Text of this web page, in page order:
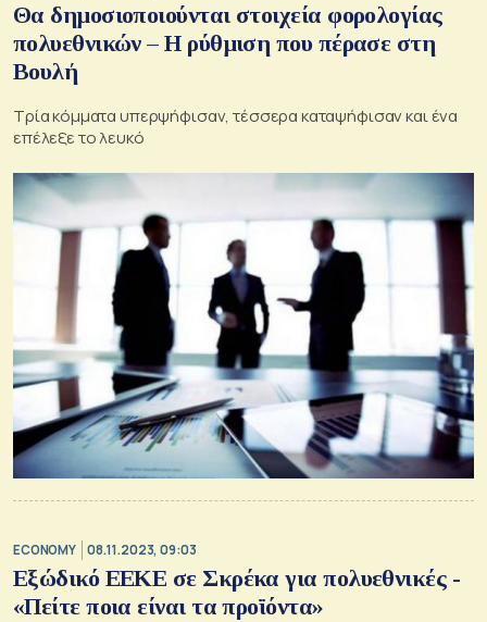
Θα δημοσιοποιούνται στοιχεία φορολογίας
πολυεθνικών – Η ρύθμιση που πέρασε στη
Βουλή
Τρία κόμματα υπερψήφισαν, τέσσερα καταψήφισαν και ένα
επέλεξε το λευκό
ECONOMY 08.11.2023, 09:03
Εξώδικό ΕΕΚΕ σε Σκρέκα για πολυεθνικές -
«Πείτε ποια είναι τα προϊόντα»